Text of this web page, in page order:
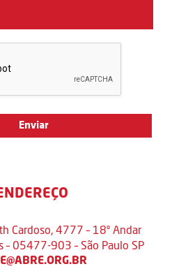
Cardoso, 4777 – 18º Andar
– 05477-903 – São Paulo SP